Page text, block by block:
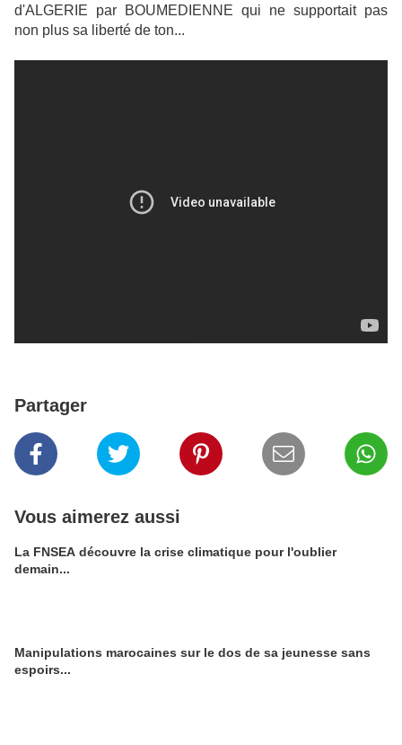
d'ALGERIE par BOUMEDIENNE qui ne supportait pas
non plus sa liberté de ton...
Partager
Vous aimerez aussi
La FNSEA découvre la crise climatique pour l'oublier
demain...
Manipulations marocaines sur le dos de sa jeunesse sans
espoirs...